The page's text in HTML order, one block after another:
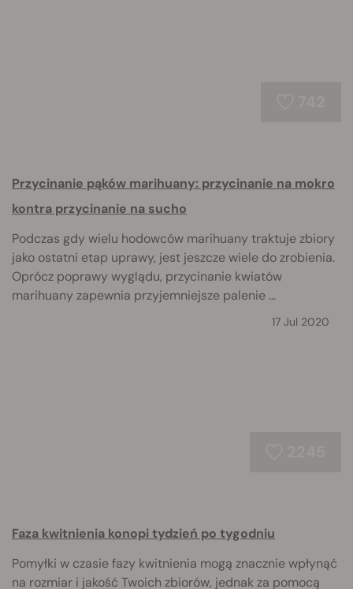
Przycinanie pąków marihuany: przycinanie na mokro
kontra przycinanie na sucho
Podczas gdy wielu hodowców marihuany traktuje zbiory
jako ostatni etap uprawy, jest jeszcze wiele do zrobienia.
Oprócz poprawy wyglądu, przycinanie kwiatów
marihuany zapewnia przyjemniejsze palenie ...
17 Jul 2020
Faza kwitnienia konopi tydzień po tygodniu
Pomyłki w czasie fazy kwitnienia mogą znacznie wpłynąć
na rozmiar i jakość Twoich zbiorów, jednak za pomocą